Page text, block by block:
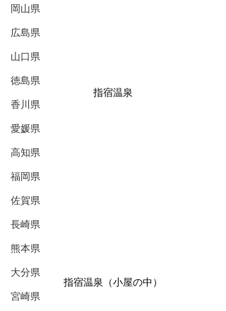
岡山県
広島県
山口県
徳島県
香川県
愛媛県
高知県
福岡県
佐賀県
長崎県
熊本県
大分県
宮崎県
指宿温泉
指宿温泉（小屋の中）